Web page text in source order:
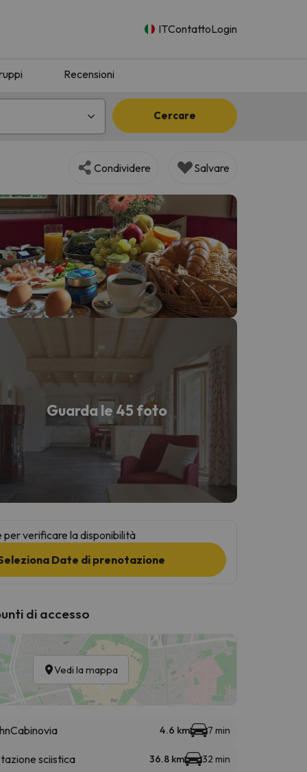
ITContattoLogin
Recensioni
Cercare
Condividere Salvare
Guarda le 45 foto
per verificare la disponibilità
Date di prenotazione
di accesso
Vedi la mappa
Cabinovia 4.6 km 7 min
sciistica 36.8 km 32 min